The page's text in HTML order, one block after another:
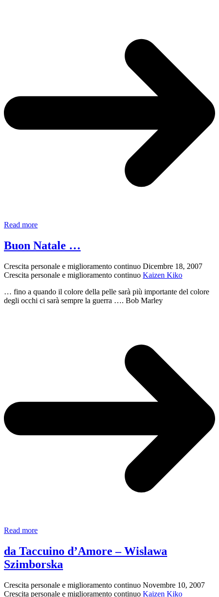
Read moreCogli
Buon Natale …
Crescita personale e miglioramento continuo Dicembre 18, 2007
Crescita personale e miglioramento continuo Kaizen Kiko
… fino a quando il colore della pelle sarà più importante del colore
degli occhi ci sarà sempre la guerra …. Bob Marley
Read moreBuon
da Taccuino d’Amore – Wislawa
Szimborska
Crescita personale e miglioramento continuo Novembre 10, 2007
Crescita personale e miglioramento continuo Kaizen Kiko